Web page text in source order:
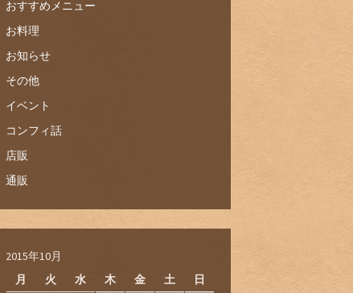
おすすめメニュー
お料理
お知らせ
その他
イベント
コンフィ話
店販
通販
2015年10月
月
火 水 木 金 土 日